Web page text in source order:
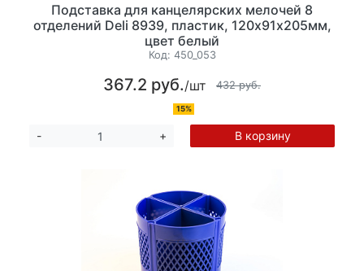
Подставка для канцелярских мелочей 8
отделений Deli 8939, пластик, 120х91х205мм,
цвет белый
Код: 450_053
367.2 руб./шт 432 руб.
15%
- + В корзину